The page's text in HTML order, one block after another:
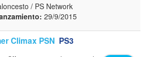
/ PS Network
29/9/2015
Climax PSN PS3